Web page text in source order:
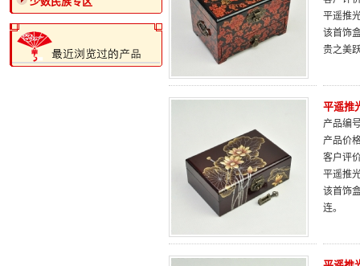
平遥推
该首饰
贵之美
平遥推
产品编
产品价
客户评
平遥推
该首饰
连。